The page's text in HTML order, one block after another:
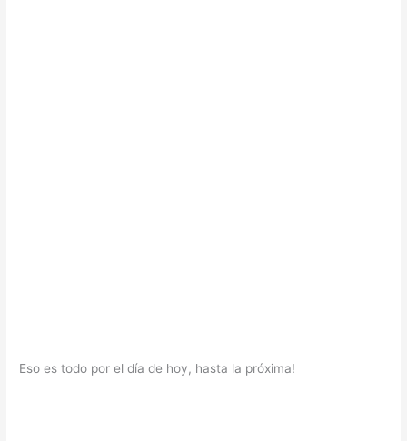
Eso es todo por el día de hoy, hasta la próxima!